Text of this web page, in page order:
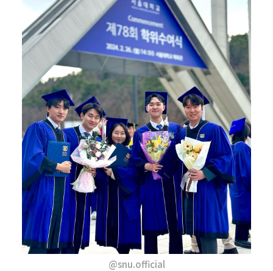
@snu.official